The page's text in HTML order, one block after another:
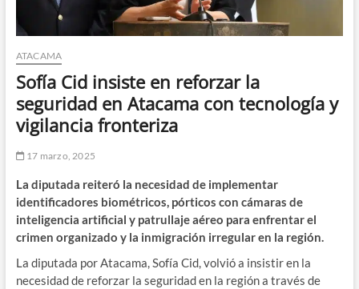
ATACAMA
Sofía Cid insiste en reforzar la
seguridad en Atacama con tecnología y
vigilancia fronteriza
17 marzo, 2025
La diputada reiteró la necesidad de implementar
identificadores biométricos, pórticos con cámaras de
inteligencia artificial y patrullaje aéreo para enfrentar el
crimen organizado y la inmigración irregular en la región.
La diputada por Atacama, Sofía Cid, volvió a insistir en la
necesidad de reforzar la seguridad en la región a través de